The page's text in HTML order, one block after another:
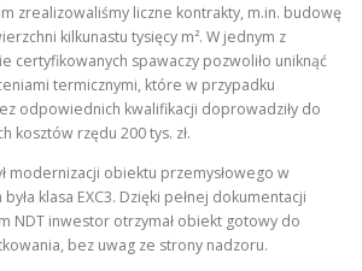
zrealizowaliśmy liczne kontrakty, m.in. budowę
kilkunastu tysięcy m². W jednym z
certyfikowanych spawaczy pozwoliło uniknąć
termicznymi, które w przypadku
odpowiednich kwalifikacji doprowadziły do
kosztów rzędu 200 tys. zł.
modernizacji obiektu przemysłowego w
klasa EXC3. Dzięki pełnej dokumentacji
NDT inwestor otrzymał obiekt gotowy do
bez uwag ze strony nadzoru.